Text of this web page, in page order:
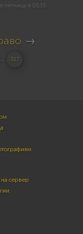
пятницу в 05:15
→
... 317
сервер